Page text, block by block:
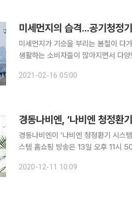
미세먼지의 습격...공기청정
미세먼지가 기승을 부리는 봄철이 다
생활하는 소비자들이 많아지면서 다양한
격적인 황사철이 다가오면서 공기청
2021-02-16 05:00
경동나비엔, ‘나비엔 청정환
경동나비엔이 ‘나비엔 청정환기 시스템’ 홈쇼
스템 홈쇼핑 방송은 13일 오후 11시
제공할 예정이다. 최근 집에
2020-12-11 10:09